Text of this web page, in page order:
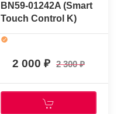
BN59-01242A (Smart
Touch Control K)
(оригинальный)
2 000 2 300